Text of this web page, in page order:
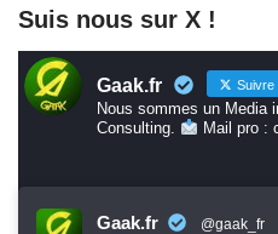
Suis nous sur X !
Gaak.fr Suivre
Nous sommes un Media
Consulting.
Mail pro :
Gaak.fr @gaak_fr